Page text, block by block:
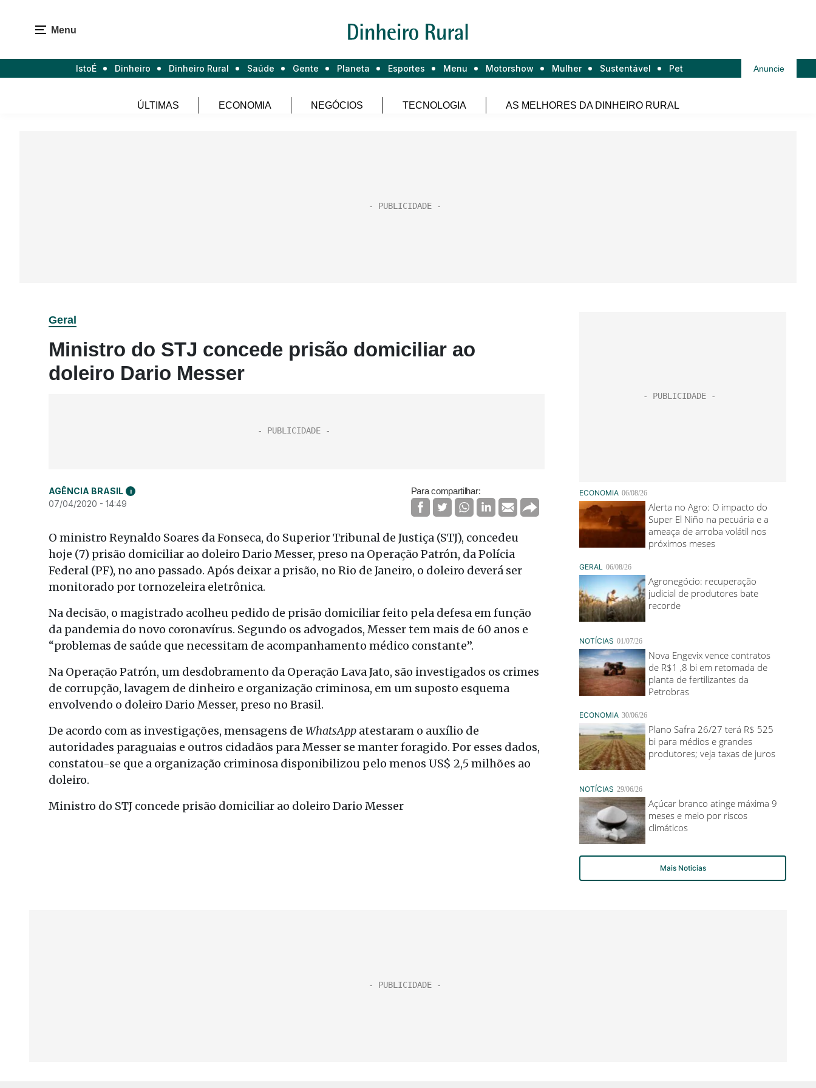
Menu
IstoÉ Dinheiro Dinheiro Rural Saúde Gente Planeta Esportes Menu Motorshow Mulher Sustentável Pet Anuncie
ÚLTIMAS ECONOMIA NEGÓCIOS TECNOLOGIA AS MELHORES DA DINHEIRO RURAL
Geral
Ministro do STJ concede prisão domiciliar ao
doleiro Dario Messer
AGÊNCIA BRASIL i
07/04/2020 - 14:49
Para compartilhar:
O ministro Reynaldo Soares da Fonseca, do Superior Tribunal de Justiça (STJ), concedeu
hoje (7) prisão domiciliar ao doleiro Dario Messer, preso na Operação Patrón, da Polícia
Federal (PF), no ano passado. Após deixar a prisão, no Rio de Janeiro, o doleiro deverá ser
monitorado por tornozeleira eletrônica.
Na decisão, o magistrado acolheu pedido de prisão domiciliar feito pela defesa em função
da pandemia do novo coronavírus. Segundo os advogados, Messer tem mais de 60 anos e
“problemas de saúde que necessitam de acompanhamento médico constante”.
Na Operação Patrón, um desdobramento da Operação Lava Jato, são investigados os crimes
de corrupção, lavagem de dinheiro e organização criminosa, em um suposto esquema
envolvendo o doleiro Dario Messer, preso no Brasil.
De acordo com as investigações, mensagens de WhatsApp atestaram o auxílio de
autoridades paraguaias e outros cidadãos para Messer se manter foragido. Por esses dados,
constatou-se que a organização criminosa disponibilizou pelo menos US$ 2,5 milhões ao
doleiro.
Ministro do STJ concede prisão domiciliar ao doleiro Dario Messer